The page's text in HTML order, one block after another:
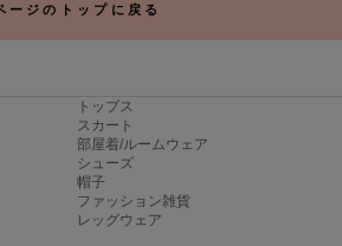
ージのトップに戻る
トップス
スカート
部屋着/ルームウェア
シューズ
帽子
ファッション雑貨
レッグウェア